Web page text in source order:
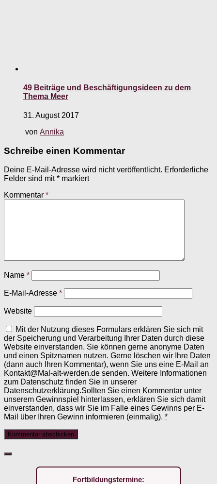
49 Beiträge und Beschäftigungsideen zu dem
Thema Meer
31. August 2017
von Annika
Schreibe einen Kommentar
Deine E-Mail-Adresse wird nicht veröffentlicht. Erforderliche
Felder sind mit* markiert
Kommentar *
Name *
E-Mail-Adresse *
Website
Mit der Nutzung dieses Formulars erklären Sie sich mit
der Speicherung und Verarbeitung Ihrer Daten durch diese
Website einverstanden. Sie können gerne anonyme Daten
und einen Spitznamen nutzen. Gerne löschen wir Ihre Daten
(dann auch Ihren Kommentar), wenn Sie uns eine E-Mail an
Kontakt@Mal-alt-werden.de senden. Weitere Informationen
zum Datenschutz finden Sie in unserer
Datenschutzerklärung.Sollten Sie einen Kommentar unter
unserem Gewinnspiel hinterlassen, erklären Sie sich damit
einverstanden, dass wir Sie im Falle eines Gewinns per E-
Mail über Ihren Gewinn informieren (einmalig). *
Fortbildungstermine: